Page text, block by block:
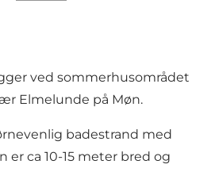
ved sommerhusområdet
Elmelunde på Møn.
badestrand med
er ca 10-15 meter bred og